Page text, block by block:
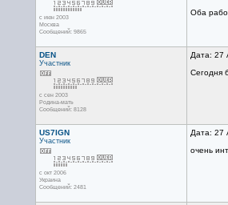
с июн 2003
Москва
Сообщений: 9865
Оба
DEN
Участник
с сен 2003
Родина-мать
Сообщений: 8128
Дата: 27
Сегодня
US7IGN
Участник
с окт 2006
Украина
Сообщений: 2481
Дата: 27
очень